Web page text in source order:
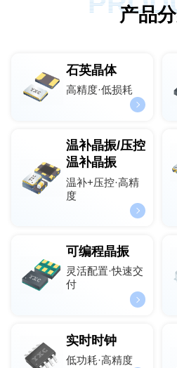
产品
石英晶体
高精度·低损耗
温补晶振/压控
温补晶振
温补+压控·高精
度
可编程晶振
灵活配置·快速交
付
实时时钟
低功耗·高精度